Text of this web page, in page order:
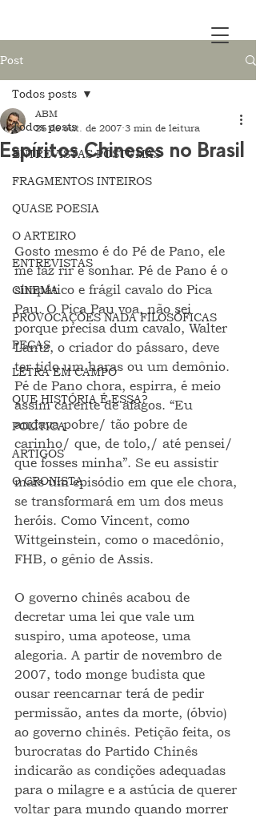
Post
Todos posts
ENTREVISTAS PÓSTUMAS
FRAGMENTOS INTEIROS
QUASE POESIA
O ARTEIRO
ENTREVISTAS
CINEMA
PROVOCAÇÕES NADA FILOSÓFICAS
PEÇAS
LETRA EM CAMPO
QUE HISTÓRIA É ESSA?
POLÍTICA
ARTIGOS
O CRONISTA
Todos posts
Espíritos Chineses no Brasil
ABM
26 de out. de 2007 3 min de leitura
Gosto mesmo é do Pé de Pano, ele
me faz rir e sonhar. Pé de Pano é o
simpático e frágil cavalo do Pica
Pau. O Pica Pau voa, não sei
porque precisa dum cavalo, Walter
Lantz, o criador do pássaro, deve
ter tido um haras ou um demônio.
Pé de Pano chora, espirra, é meio
assim carente de afagos. “Eu
andava pobre/ tão pobre de
carinho/ que, de tolo,/ até pensei/
que fosses minha”. Se eu assistir
mais um episódio em que ele chora,
se transformará em um dos meus
heróis. Como Vincent, como
Wittgeinstein, como o macedônio,
FHB, o gênio de Assis.
O governo chinês acabou de
decretar uma lei que vale um
suspiro, uma apoteose, uma
alegoria. A partir de novembro de
2007, todo monge budista que
ousar reencarnar terá de pedir
permissão, antes da morte, (óbvio)
ao governo chinês. Petição feita, os
burocratas do Partido Chinês
indicarão as condições adequadas
para o milagre e a astúcia de querer
voltar para mundo quando morrer